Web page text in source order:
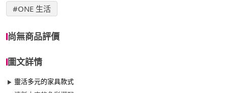
#ONE 生活
尚無商品評價
圖文詳情
靈活多元的家具款式